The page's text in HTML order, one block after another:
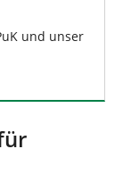
und unser